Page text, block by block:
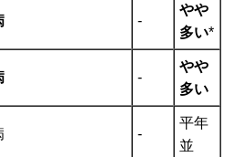
-
やや
多い*
-
やや
多い
-
平年
並